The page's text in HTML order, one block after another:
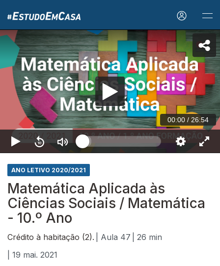
00:00 / 26:54
ANO LETIVO 2020/2021
Matemática Aplicada às
Ciências Sociais / Matemática
- 10.º Ano
Crédito à habitação (2). | Aula 47
| 26 min
| 19 mai. 2021